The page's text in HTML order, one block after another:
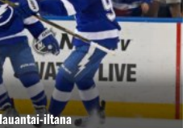
iltana